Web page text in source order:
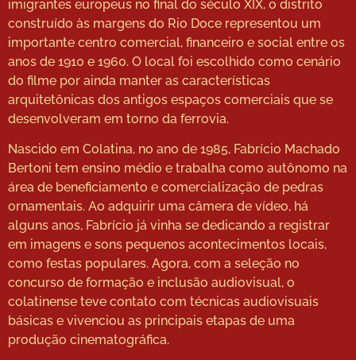
imigrantes europeus no final do século XIX, o distrito
construído às margens do Rio Doce representou um
importante centro comercial, financeiro e social entre os
anos de 1910 e 1960. O local foi escolhido como cenário
do filme por ainda manter as características
arquitetônicas dos antigos espaços comerciais que se
desenvolveram em torno da ferrovia.
Nascido em Colatina, no ano de 1985, Fabrício Machado
Bertoni tem ensino médio e trabalha como autônomo na
área de beneficiamento e comercialização de pedras
ornamentais. Ao adquirir uma câmera de vídeo, há
alguns anos, Fabrício já vinha se dedicando a registrar
em imagens e sons pequenos acontecimentos locais,
como festas populares. Agora, com a seleção no
concurso de formação e inclusão audiovisual, o
colatinense teve contato com técnicas audiovisuais
básicas e vivenciou as principais etapas de uma
produção cinematográfica.